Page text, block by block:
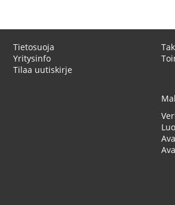
Tietosuoja
Yritysinfo
Tilaa uutiskirje